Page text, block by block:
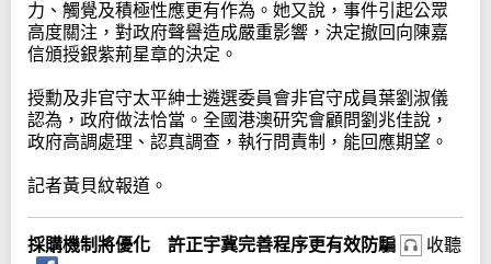
力、觸覺及積極性應更有作為。她又說，事件引起公眾
高度關注，對政府聲譽造成嚴重影響，決定撤回向陳嘉
信頒授銀紫荊星章的決定。
授勳及非官守太平紳士遴選委員會非官守成員葉劉淑儀
認為，政府做法恰當。全國港澳研究會顧問劉兆佳說，
政府高調處理、認真調查，執行問責制，能回應期望。
記者黃貝紋報道。
採購機制將優化 許正宇冀完善程序更有效防騙 收聽